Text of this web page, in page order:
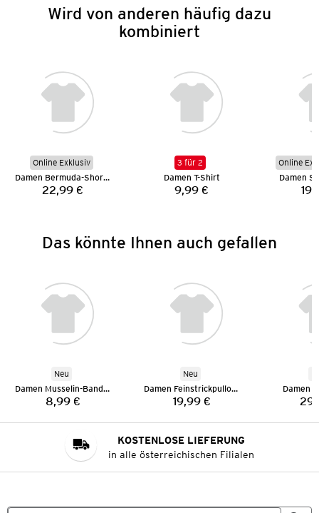
Wird von anderen häufig dazu
kombiniert
Online Exklusiv
Damen Bermuda-Shorts
Preis:
22,99 €
3 für 2
Damen T-Shirt
Preis:
9,99 €
Online
Damen
Das könnte Ihnen auch gefallen
Neu
Damen Musselin-Bandana
Preis:
8,99 €
Neu
Damen Feinstrickpullover
Preis:
19,99 €
Damen
KOSTENLOSE LIEFERUNG
in alle österreichischen Filialen